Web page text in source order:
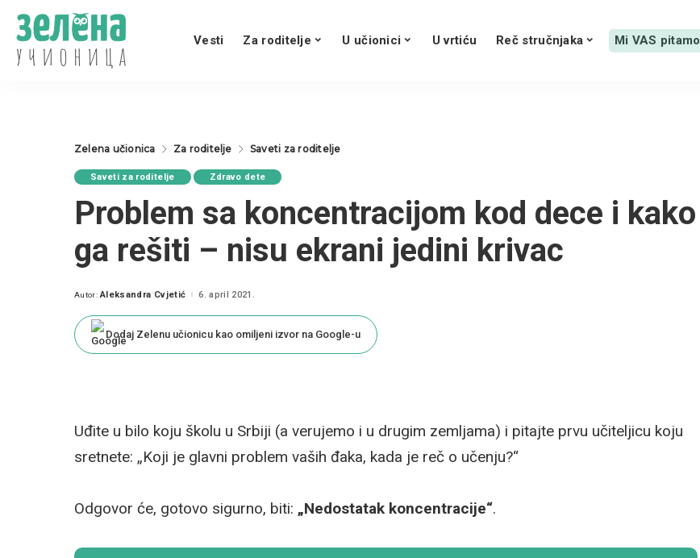
Vesti Za roditelje U učionici U vrtiću Reč stručnjaka Mi VAS pitamo
Zelena učionica Za roditelje Saveti za roditelje
Saveti za roditelje Zdravo dete
Problem sa koncentracijom kod dece i kako
ga rešiti – nisu ekrani jedini krivac
Posted
Autor: Aleksandra Cvjetić 6. april 2021.
Dodaj Zelenu učionicu kao omiljeni izvor na Google-u
Uđite u bilo koju školu u Srbiji (a verujemo i u drugim zemljama) i pitajte prvu učiteljicu koju
sretnete: „Koji je glavni problem vaših đaka, kada je reč o učenju?“
Odgovor će, gotovo sigurno, biti: „Nedostatak koncentracije“.